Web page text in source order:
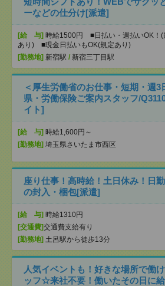
ーなどの仕分け[派遣]
[給 与] 時給1500円 ■日払い・週払いOK！(
あり) ■現金日払いもOK(規定あり)
[勤務地] 新宿駅 / 新宿三丁目駅
＜厚生労働省のお仕事・短期・週3
県・労働保険ご案内スタッフ/
イト]
[給 与] 時給1,600円～
[勤務地] 埼玉県さいたま市西区
座り仕事！高時給！土日休み！日
の封入・梱包[派遣]
[給 与] 時給1310円
[交通費]交通費支給有り
[勤務地] 土呂駅から徒歩13分
人気イベントも！好きな場所で働
ッフ☆来社不要！働いたその日に